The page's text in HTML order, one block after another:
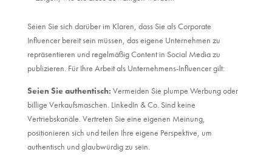
Seien Sie sich darüber im Klaren, dass Sie als Corporate
Influencer bereit sein müssen, das eigene Unternehmen zu
repräsentieren und regelmäßig Content in Social Media zu
publizieren. Für Ihre Arbeit als Unternehmens-Influencer gilt:
Seien Sie authentisch: Vermeiden Sie plumpe Werbung oder
billige Verkaufsmaschen. LinkedIn & Co. Sind keine
Vertriebskanäle. Vertreten Sie eine eigenen Meinung,
positionieren sich und teilen Ihre eigene Perspektive, um
authentisch und glaubwürdig zu sein.